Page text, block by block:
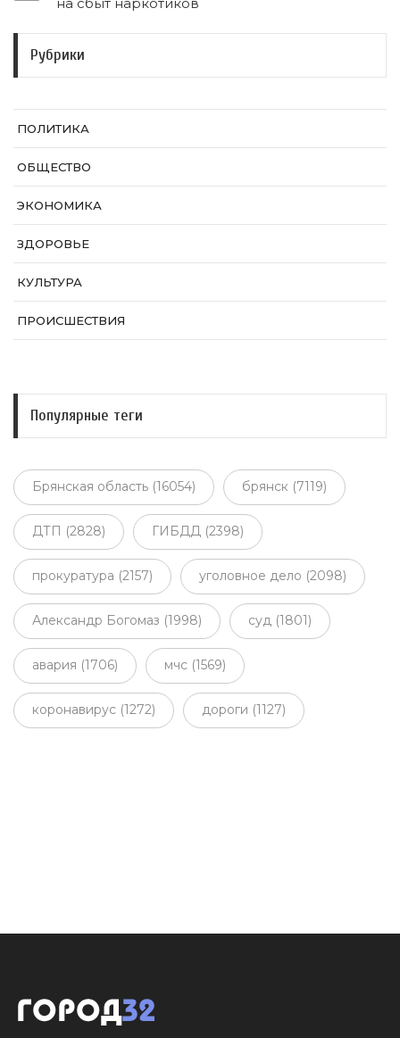
Рубрики
ПОЛИТИКА
ОБЩЕСТВО
ЭКОНОМИКА
ЗДОРОВЬЕ
КУЛЬТУРА
ПРОИСШЕСТВИЯ
Популярные теги
Брянская область (16054) брянск (7119)
ДТП (2828) ГИБДД (2398)
прокуратура (2157) уголовное дело (2098)
Александр Богомаз (1998) суд (1801)
авария (1706) мчс (1569)
коронавирус (1272) дороги (1127)